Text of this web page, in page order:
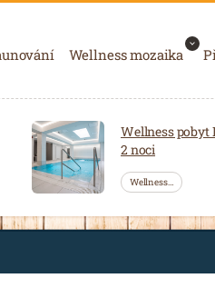
Wellness mozaika
Wellness pobyt
2 noci
Wellness…